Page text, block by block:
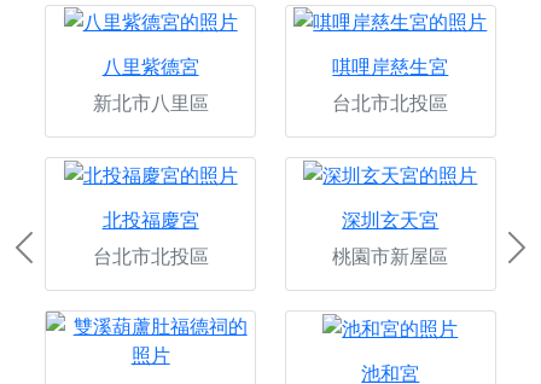
八里紫德宮
新北市八里區
唭哩岸慈生宮
台北市北投區
北投福慶宮
台北市北投區
深圳玄天宮
桃園市新屋區
池和宮
Previous